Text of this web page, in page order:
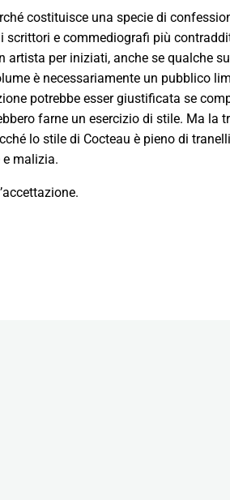
costituisce una specie di
scrittori e commediografi più
artista per iniziati, anche se qualche
è necessariamente un pubblico
potrebbe esser giustificata se
farne un esercizio di stile. Ma la
lo stile di Cocteau è pieno di
e malizia.